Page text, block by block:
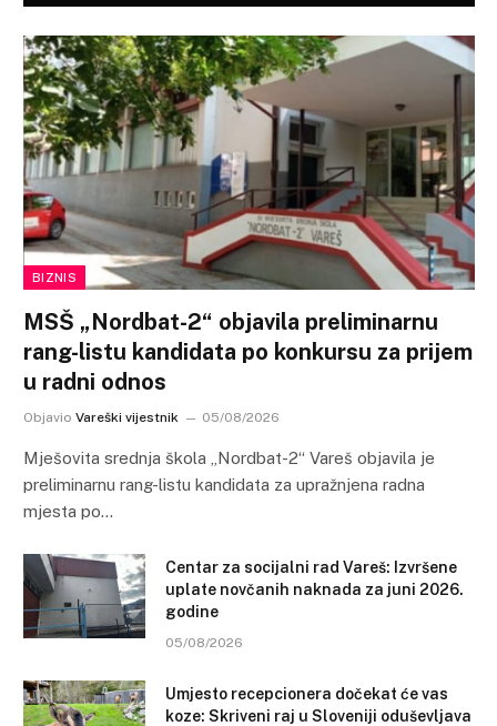
BIZNIS
MSŠ „Nordbat-2“ objavila preliminarnu
rang-listu kandidata po konkursu za prijem
u radni odnos
Objavio Vareški vijestnik 05/08/2026
Mješovita srednja škola „Nordbat-2“ Vareš objavila je
preliminarnu rang-listu kandidata za upražnjena radna
mjesta po…
Centar za socijalni rad Vareš: Izvršene
uplate novčanih naknada za juni 2026.
godine
05/08/2026
Umjesto recepcionera dočekat će vas
koze: Skriveni raj u Sloveniji oduševljava